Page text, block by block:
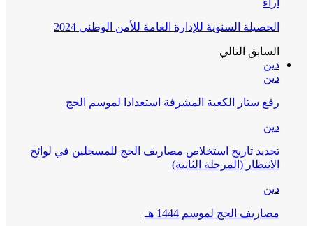
آراء
الحصيلة السنوية للإدارة العامة للأمن الوطني 2024
السابق التالي
دين
دين
رفع ستار الكعبة المشرفة استعدادا لموسم الحج
دين
تحديد تاريخ استخلاص مصاريف الحج للمسجلين في لوائح
الانتظار (المرحلة الثانية)
دين
مصاريف الحج لموسم 1444 هـ